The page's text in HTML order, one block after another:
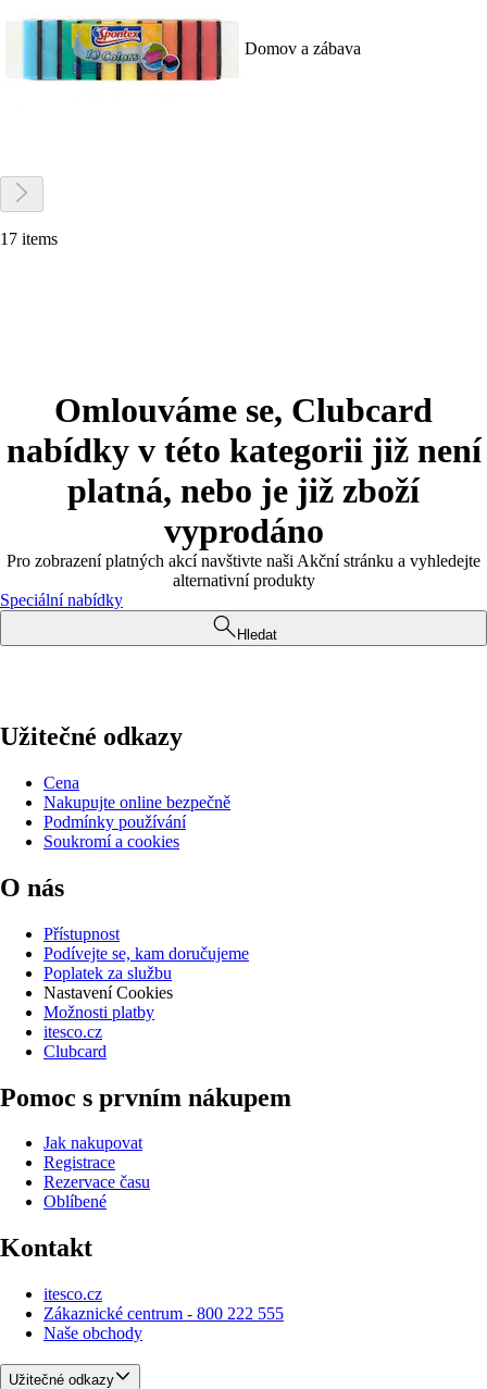
Domov a zábava
17 items
Omlouváme se, Clubcard
nabídky v této kategorii již není
platná, nebo je již zboží
vyprodáno
Pro zobrazení platných akcí navštivte naši Akční stránku a vyhledejte
alternativní produkty
Speciální nabídky
Hledat
Užitečné odkazy
Cena
Nakupujte online bezpečně
Podmínky používání
Soukromí a cookies
O nás
Přístupnost
Podívejte se, kam doručujeme
Poplatek za službu
Nastavení Cookies
Možnosti platby
itesco.cz
Clubcard
Pomoc s prvním nákupem
Jak nakupovat
Registrace
Rezervace času
Oblíbené
Kontakt
itesco.cz
Zákaznické centrum - 800 222 555
Naše obchody
Užitečné odkazy